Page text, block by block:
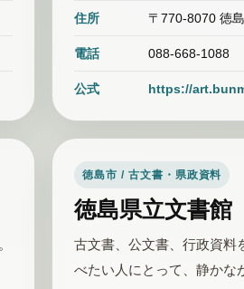
住所 〒770-8070 徳
電話 088-668-1088
公式 https://
徳島市 / 古文書・県政資料
徳島県立文書館
古文書、公文書、行政資料
べたい人にとって、静かな